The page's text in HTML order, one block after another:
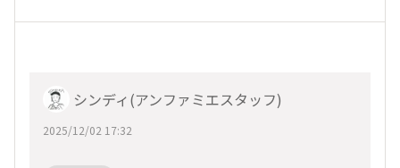
シンディ(アンファミエスタッフ)
2025/12/02 17:32